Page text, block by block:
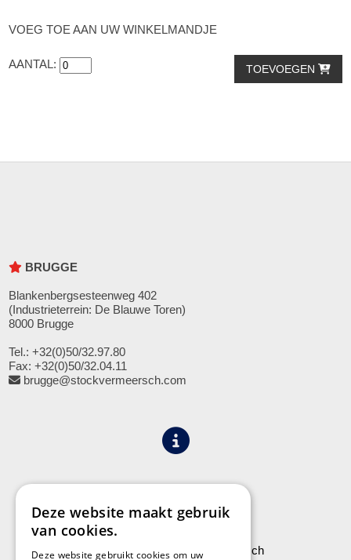
VOEG TOE AAN UW WINKELMANDJE
AANTAL: TOEVOEGEN
BRUGGE
Blankenbergsesteenweg 402
(Industrieterrein: De Blauwe Toren)
8000 Brugge
Tel.: +32(0)50/32.97.80
Fax: +32(0)50/32.04.11
brugge@stockvermeersch.com
Leveringen aan Stock Vermeersch
Deze website maakt gebruik
van cookies.
Deze website gebruikt cookies om uw